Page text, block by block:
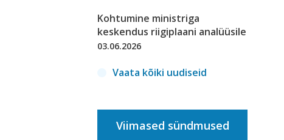
Kohtumine ministriga
keskendus riigiplaani analüüsile
03.06.2026
Vaata kõiki uudiseid
Viimased sündmused